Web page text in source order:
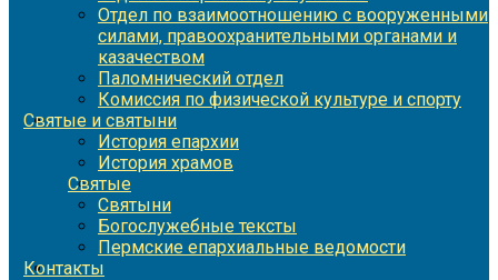
Отдел по взаимоотношению с вооруженными
силами, правоохранительными органами и
казачеством
Паломнический отдел
Комиссия по физической культуре и спорту
Святые и святыни
История епархии
История храмов
Святые
Святыни
Богослужебные тексты
Пермские епархиальные ведомости
Контакты